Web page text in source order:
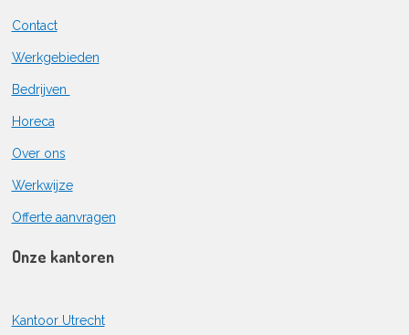
Contact
Werkgebieden
Bedrijven
Horeca
Over ons
Werkwijze
Offerte aanvragen
Onze kantoren
Kantoor Utrecht